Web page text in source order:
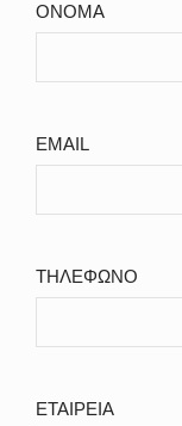
ΟΝΟΜΑ
EMAIL
ΤΗΛΕΦΩΝΟ
ΕΤΑΙΡΕΙΑ